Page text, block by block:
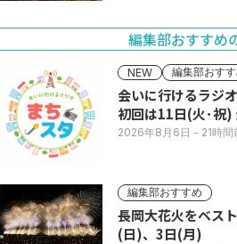
編集部おすすめ
NEW 編集部おす
会いに行けるラジ
初回は11日(火･祝)
2026年8月6日 - 21時間
編集部おすすめ
長岡大花火をベス
(日)、3日(月)